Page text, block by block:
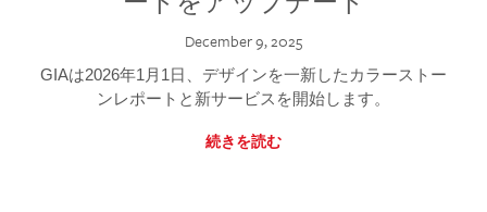
December 9, 2025
GIAは2026年1月1日、デザインを一新したカラーストー
ンレポートと新サービスを開始します。
続きを読む